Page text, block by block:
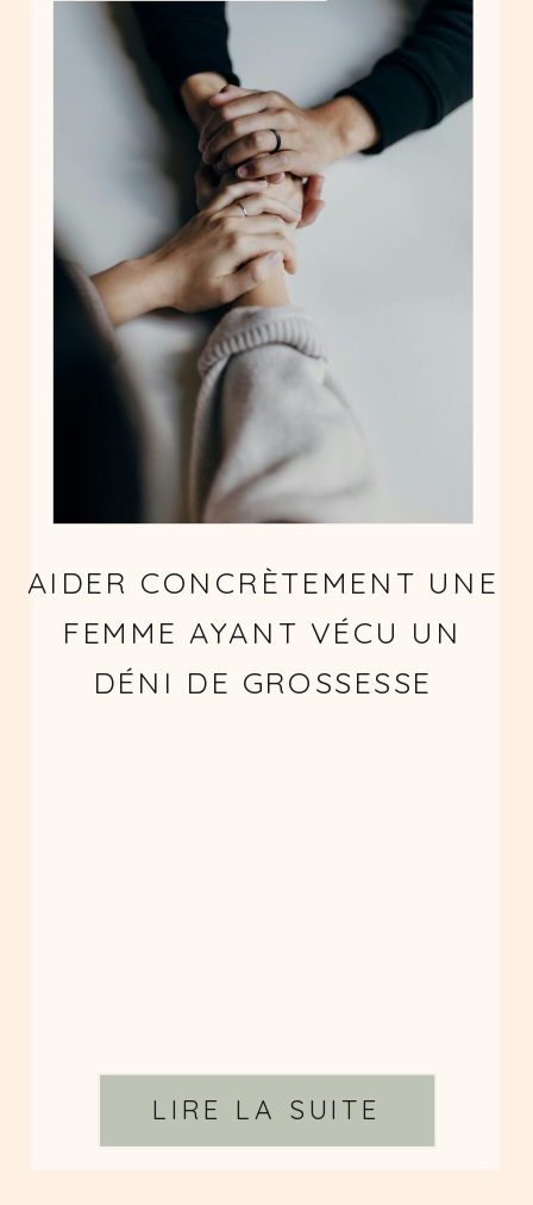
LIRE LA SUITE
AIDER CONCRÈTEMENT UNE
FEMME AYANT VÉCU UN
DÉNI DE GROSSESSE